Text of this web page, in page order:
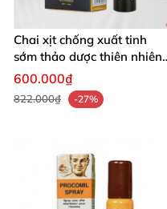
lên vết thương hở.
Chai xịt chống xuất tinh
sớm thảo dược thiên nhiên
tăng cường
600.000₫
822.000₫ -27%